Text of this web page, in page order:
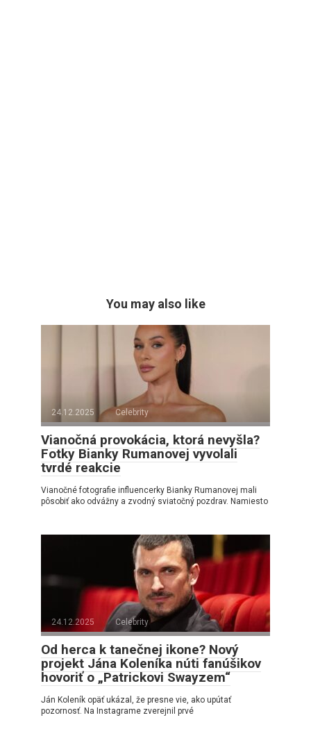
You may also like
24.12.2025 Celebrity
Vianočná provokácia, ktorá nevyšla?
Fotky Bianky Rumanovej vyvolali
tvrdé reakcie
Vianočné fotografie influencerky Bianky Rumanovej mali
pôsobiť ako odvážny a zvodný sviatočný pozdrav. Namiesto
24.12.2025 Celebrity
Od herca k tanečnej ikone? Nový
projekt Jána Koleníka núti fanúšikov
hovoriť o „Patrickovi Swayzem“
Ján Koleník opäť ukázal, že presne vie, ako upútať
pozornosť. Na Instagrame zverejnil prvé